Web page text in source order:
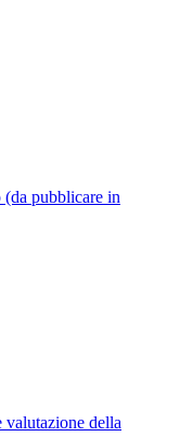
pubblicare in
valutazione della